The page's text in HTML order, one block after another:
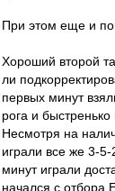
При этом еще и по
Хороший второй
ли
первых минут
рога и
Несмотря на
играли все же 3-5-
минут играли
начался с отбора